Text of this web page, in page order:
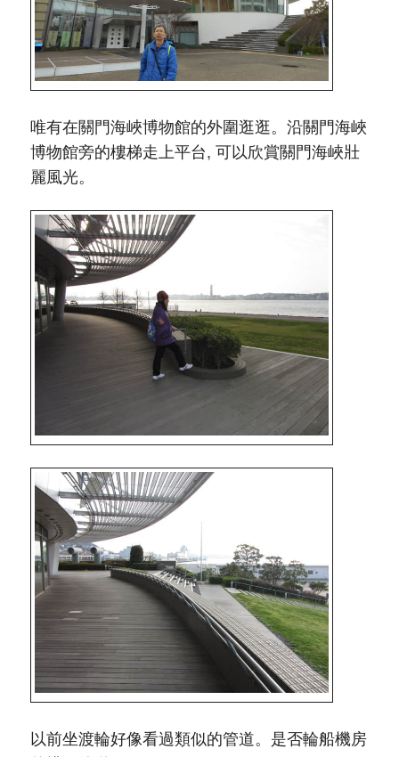
唯有在關門海峽博物館的外圍逛逛。沿關門海峽
博物館旁的樓梯走上平台, 可以欣賞關門海峽壯
麗風光。
以前坐渡輪好像看過類似的管道。是否輪船機房